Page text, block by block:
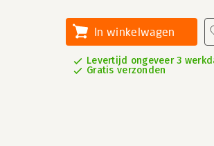
In winkelwagen
Levertijd ongeveer 3
Gratis verzonden